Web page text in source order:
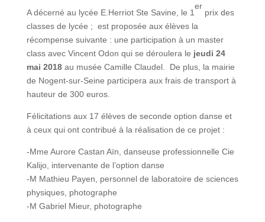
A décerné au lycée E.Herriot Ste Savine, le 1
er
prix des
classes de lycée ; est proposée aux élèves la
récompense suivante : une participation à un master
class avec Vincent Odon qui se déroulera le jeudi 24
mai 2018 au musée Camille Claudel. De plus, la mairie
de Nogent-sur-Seine participera aux frais de transport à
hauteur de 300 euros.
Félicitations aux 17 élèves de seconde option danse et
à ceux qui ont contribué à la réalisation de ce projet :
-Mme Aurore Castan Aïn, danseuse professionnelle Cie
Kalijo, intervenante de l’option danse
-M Mathieu Payen, personnel de laboratoire de sciences
physiques, photographe
-M Gabriel Mieur, photographe